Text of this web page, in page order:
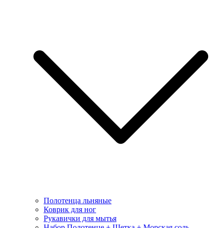
Полотенца льняные
Коврик для ног
Рукавички для мытья